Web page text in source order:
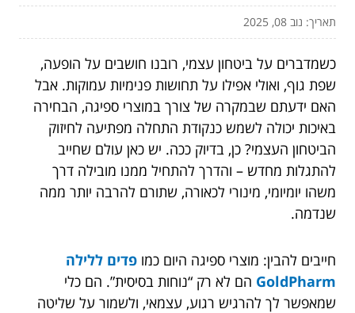
תאריך: נוב 08, 2025
כשמדברים על ביטחון עצמי, רובנו חושבים על הופעה,
שפת גוף, ואולי אפילו על תחושות פנימיות עמוקות. אבל
האם ידעתם שבמקרה של צורך במוצרי ספיגה, הבחירה
באיכות יכולה לשמש כנקודת התחלה מפתיעה לחיזוק
הביטחון העצמי? כן, בדיוק ככה. יש כאן עולם שחייב
להתגלות מחדש – והדרך להתחיל ממנו מובילה דרך
משהו יומיומי, מינורי לכאורה, שתורם להרבה יותר ממה
שנדמה.
חייבים להבין: מוצרי ספיגה היום כמו פדים ללילה
GoldPharm הם לא רק “נוחות בסיסית”. הם כלי
שמאפשר לך להרגיש רגוע, עצמאי, ולשמור על שליטה